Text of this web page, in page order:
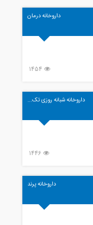
داروخانه درمان
1454
داروخانه شبانه روزی تک...
1446
داروخانه پرند